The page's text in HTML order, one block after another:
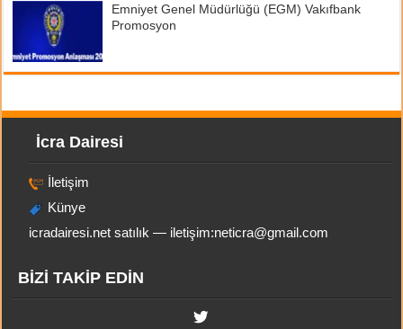
Emniyet Genel Müdürlüğü (EGM) Vakıfbank
Promosyon
İcra Dairesi
İletişim
Künye
icradairesi.net satılık — iletişim:neticra@gmail.com
BİZİ TAKİP EDİN